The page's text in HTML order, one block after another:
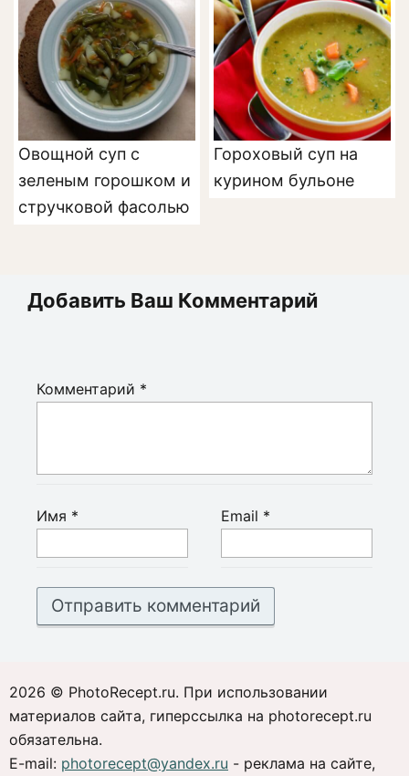
Овощной суп с
зеленым горошком и
стручковой фасолью
Гороховый суп на
курином бульоне
Добавить Ваш Комментарий
Комментарий *
Имя * Email *
2026 © PhotoRecept.ru. При использовании
материалов сайта, гиперссылка на photorecept.ru
обязательна.
E-mail: photorecept@yandex.ru - реклама на сайте,